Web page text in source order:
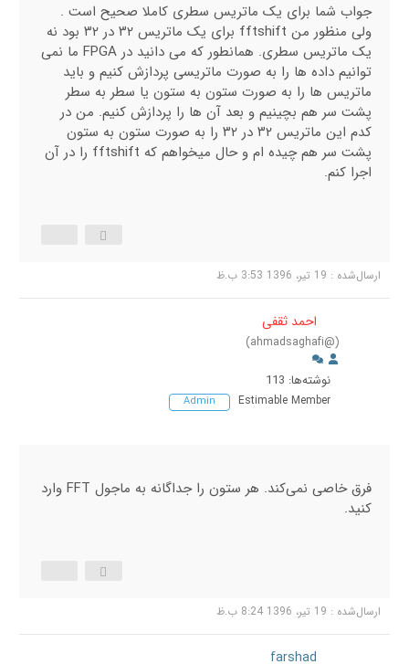
جواب شما برای یک ماتریس سطری کاملا صحیح است .
ولی منظور من fftshift برای یک ماتریس ۳۲ در ۳۲ بود نه
یک ماتریس سطری. همانطور که می دانید در FPGA ما نمی
توانیم داده ها را به صورت ماتریسی پردازش کنیم و باید
ماتریس ها را به صورت ستون به ستون یا سطر به سطر
پشت سر هم بچینیم و بعد آن ها را پردازش کنیم. من در
کدم این ماتریس ۳۲ در ۳۲ را به صورت ستون به ستون
پشت سر هم چیده ام و حال میخواهم که fftshift را در آن
اجرا کنم.
ارسال‌شده : 19 تیر، 1396 3:53 ب.ظ
احمد ثقفی
(@ahmadsaghafi)
نوشته‌ها: 113
Estimable Member
Admin
فرق خاصی نمی‌کند. هر ستون را جداگانه به ماجول FFT وارد
کنید.
ارسال‌شده : 19 تیر، 1396 8:24 ب.ظ
farshad